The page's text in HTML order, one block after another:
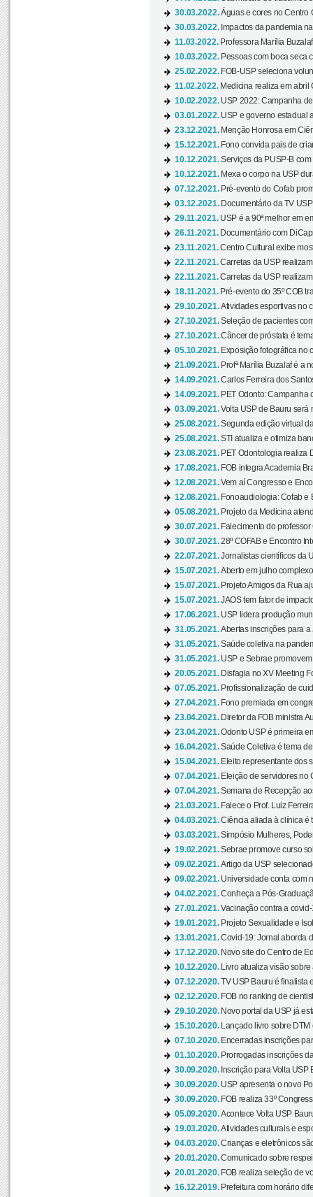
30.03.2022.Águas e cores no Centro
30.03.2022. Impactos da pandemia
11.03.2022. Professora Marília
10.03.2022. Pessoas com boca seca
25.02.2022. FOB-USP seleciona
11.02.2022. Medicina realiza em abril
10.02.2022. USP 2022: Campanha
03.01.2022. USP e governo estadual
23.12.2021. Menção Honrosa em
15.12.2021. Fono convida pais de
10.12.2021.Serviços da PUSP-B
10.12.2021. Mexa o corpo na USP
07.12.2021. Pré-evento do Cofab
03.12.2021. Documentário da TV
29.11.2021. USP é a 90ª melhor em
26.11.2021. Documentário com
23.11.2021.Centro Cultural exibe
22.11.2021.Carretas da USP
22.11.2021.Carretas da USP
18.11.2021. Pré-evento do 35º COB
29.10.2021.Atividades esportivas no
27.10.2021.Seleção de pacientes
27.10.2021.Câncer de próstata é
05.10.2021. Exposição fotográfica no
21.09.2021. Profª Marília Buzalaf é a
14.09.2021.Carlos Ferreira dos
14.09.2021. PET Odonto: Campanha
03.09.2021.Volta USP de Bauru será
25.08.2021.Segunda edição virtual
25.08.2021.STI atualiza e otimiza
23.08.2021. PET Odontologia realiza
17.08.2021. FOB integra Academia
12.08.2021.Vem aí Congresso e
12.08.2021. Fonoaudiologia: Cofab e
05.08.2021. Projeto da Medicina
30.07.2021. Falecimento do
30.07.2021.28º COFAB e Encontro
22.07.2021.Jornalistas científicos da
15.07.2021.Aberto em julho
15.07.2021. Projeto Amigos da Rua
15.07.2021.JAOS tem fator de
17.06.2021. USP lidera produção
31.05.2021.Abertas inscrições para
31.05.2021.Saúde coletiva na
31.05.2021. USP e Sebrae
20.05.2021. Disfagia no XV Meeting
07.05.2021. Profissionalização de
27.04.2021. Fono premiada em
23.04.2021. Diretor da FOB ministra
23.04.2021.Odonto USP é primeira
16.04.2021.Saúde Coletiva é tema
15.04.2021. Eleito representante dos
07.04.2021. Eleição de servidores no
07.04.2021.Semana de Recepção
21.03.2021. Falece o Prof. Luiz
04.03.2021.Ciência aliada à clínica é
03.03.2021.Simpósio Mulheres,
19.02.2021.Sebrae promove curso
09.02.2021.Artigo da USP
09.02.2021. Universidade conta com
04.02.2021.Conheça a Pós-
27.01.2021.Vacinação contra a
19.01.2021. Projeto Sexualidade e
13.01.2021.Covid-19: Jornal aborda
17.12.2020. Novo site do Centro de
10.12.2020.
Livro atualiza visão
07.12.2020.TV USP Bauru é finalista
02.12.2020. FOB no ranking de
29.10.2020. Novo portal da USP já
15.10.2020.
Lançado livro sobre
07.10.2020. Encerradas inscrições
01.10.2020. Prorrogadas inscrições
30.09.2020. Inscrição para Volta USP
30.09.2020. USP apresenta o novo
30.09.2020. FOB realiza 33º
05.09.2020.Acontece Volta USP
19.03.2020.Atividades culturais e
04.03.2020.Crianças e eletrônicos
20.01.2020.Comunicado sobre
20.01.2020. FOB realiza seleção de
16.12.2019. Prefeitura com horário